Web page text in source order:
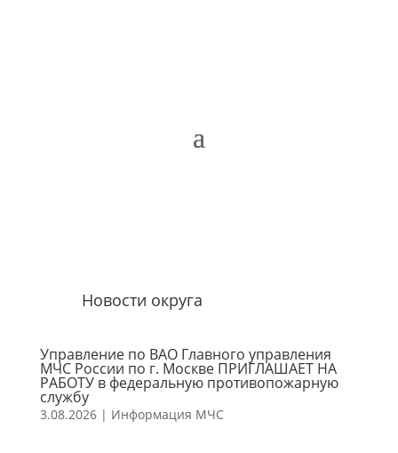
Новости округа
Управление по ВАО Главного управления
МЧС России по г. Москве ПРИГЛАШАЕТ НА
РАБОТУ в федеральную противопожарную
службу
3.08.2026| Информация МЧС